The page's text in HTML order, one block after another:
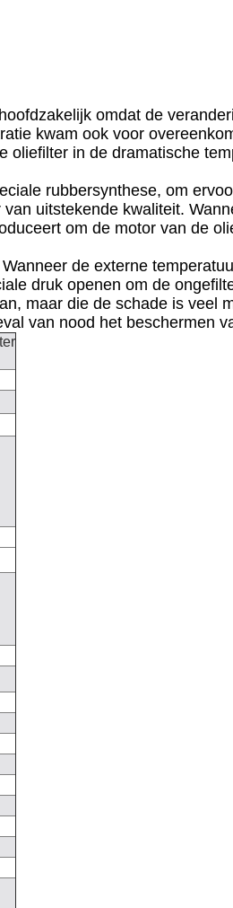
omdat de
kwam ook voor
in de dramatische
rubbersynthese, om
uitstekende kwaliteit.
om de motor van de
de externe
druk openen om de
maar die de schade is veel
van nood het beschermen